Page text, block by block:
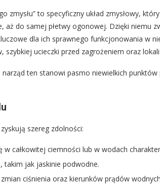
zmysłu” to specyficzny układ zmysłowy,
aż do samej płetwy ogonowej. Dzięki niemu
dla ich sprawnego funkcjonowania w
ucieczki przed zagrożeniem oraz
ten stanowi pasmo niewielkich
szereg zdolności:
w całkowitej ciemności lub w wodach
takim jak jaskinie podwodne.
ciśnienia oraz kierunków prądów